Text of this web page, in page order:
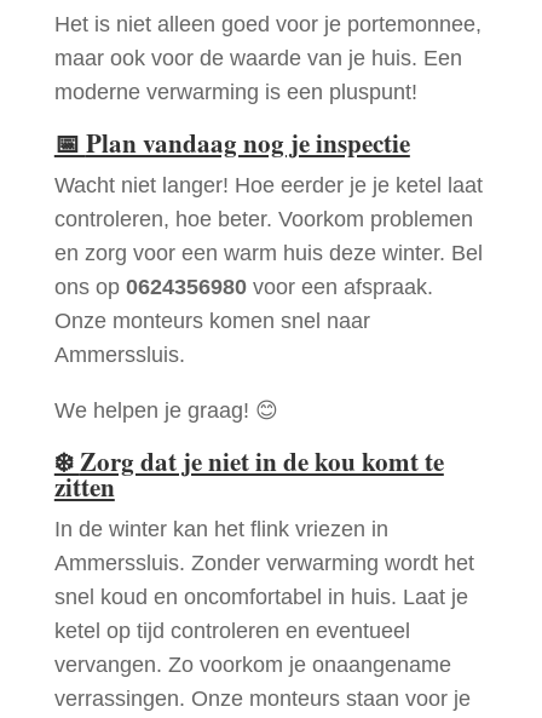
Het is niet alleen goed voor je portemonnee,
maar ook voor de waarde van je huis. Een
moderne verwarming is een pluspunt!
📅 Plan vandaag nog je inspectie
Wacht niet langer! Hoe eerder je je ketel laat
controleren, hoe beter. Voorkom problemen
en zorg voor een warm huis deze winter. Bel
ons op 0624356980voor een afspraak.
Onze monteurs komen snel naar
Ammerssluis.
We helpen je graag! 😊
❄️Zorg dat je niet in de kou komt te
zitten
In de winter kan het flink vriezen in
Ammerssluis. Zonder verwarming wordt het
snel koud en oncomfortabel in huis. Laat je
ketel op tijd controleren en eventueel
vervangen. Zo voorkom je onaangename
verrassingen. Onze monteurs staan voor je